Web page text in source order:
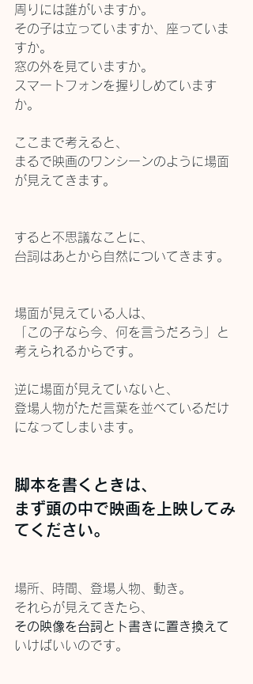
周りには誰がいますか。
その子は立っていますか、座っていま
すか。
窓の外を見ていますか。
スマートフォンを握りしめています
か。
ここまで考えると、
まるで映画のワンシーンのように場面
が見えてきます。
すると不思議なことに、
台詞はあとから自然についてきます。
場面が見えている人は、
「この子なら今、何を言うだろう」と
考えられるからです。
逆に場面が見えていないと、
登場人物がただ言葉を並べているだけ
になってしまいます。
脚本を書くときは、
まず頭の中で映画を上映してみ
てください。
場所、時間、登場人物、動き。
それらが見えてきたら、
その映像を台詞とト書きに置き換えて
いけばいいのです。